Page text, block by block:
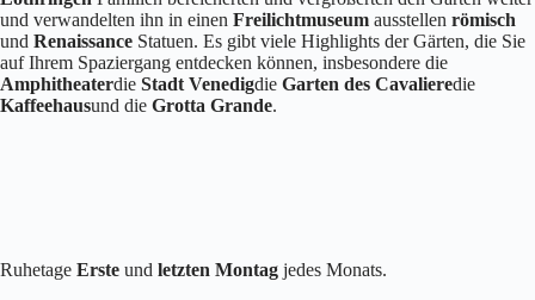
und verwandelten ihn in einen Freilichtmuseum ausstellen römisch
und Renaissance Statuen. Es gibt viele Highlights der Gärten, die Sie
auf Ihrem Spaziergang entdecken können, insbesondere die
Amphitheaterdie Stadt Venedigdie Garten des Cavalieredie
Kaffeehausund die Grotta Grande.
Ruhetage Erste und letzten Montag jedes Monats.